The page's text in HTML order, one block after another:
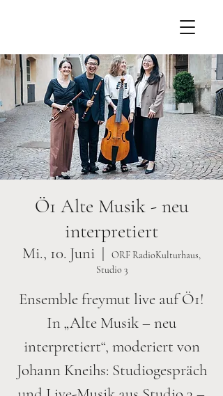
Ö1 Alte Musik - neu
interpretiert
Mi., 10. Juni
  |
ORF RadioKulturhaus,
Studio 3
Ensemble freymut live auf Ö1!
In „Alte Musik – neu
interpretiert“, moderiert von
Johann Kneihs: Studiogespräch